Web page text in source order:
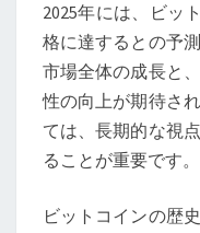
2025年には、ビッ
格に達するとの予
市場全体の成長と
性の向上が期待さ
ては、長期的な視
ることが重要です。
ビットコインの歴